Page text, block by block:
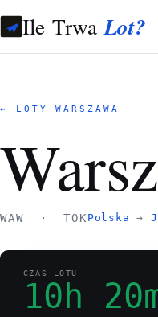
Ile TrwaLot?
← LOTY WARSZAWA
WAW · TOK Polska →
CZAS LOTU
10h